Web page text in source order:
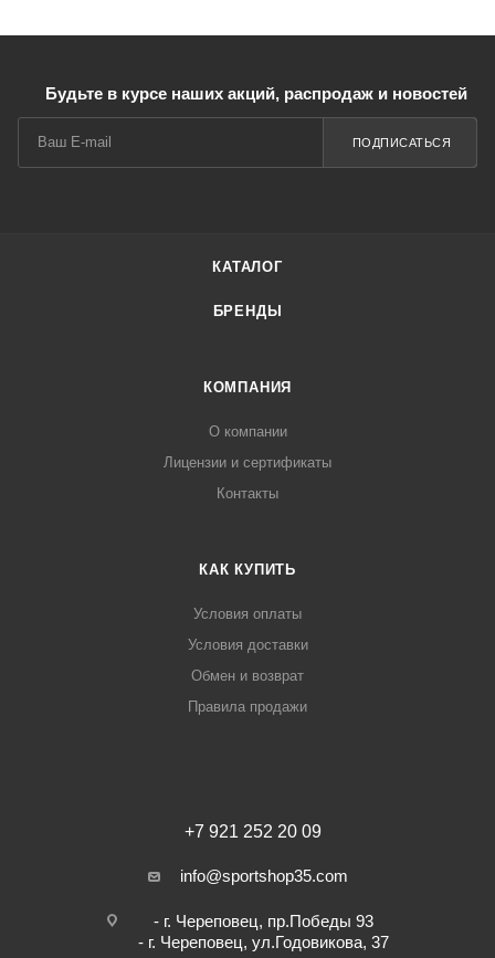
Будьте в курсе наших акций, распродаж и новостей
ПОДПИСАТЬСЯ
КАТАЛОГ
БРЕНДЫ
КОМПАНИЯ
О компании
Лицензии и сертификаты
Контакты
КАК КУПИТЬ
Условия оплаты
Условия доставки
Обмен и возврат
Правила продажи
+7 921 252 20 09
info@sportshop35.com
- г. Череповец, пр.Победы 93
- г. Череповец, ул.Годовикова, 37